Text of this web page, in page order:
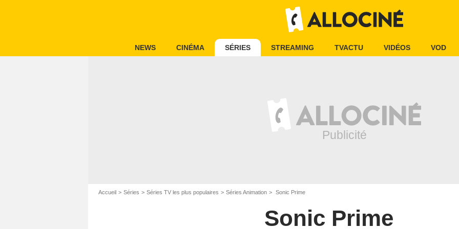
NEWS CINÉMA SÉRIES STREAMING TVACTU VIDÉOS VOD
Accueil Séries Séries TV les plus populaires Séries Animation Sonic Prime
Sonic Prime